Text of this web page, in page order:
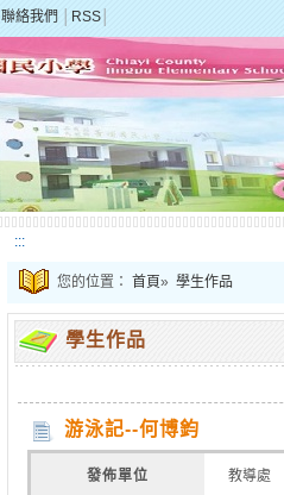
聯絡我們 RSS
:::
您的位置： 首頁» 學生作品
學生作品
游泳記--何博鈞
發佈單位 教導處